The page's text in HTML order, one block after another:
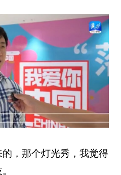
，那个灯光秀，我觉得